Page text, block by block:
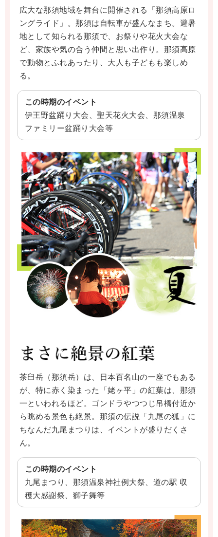
広大な那須地域を舞台に開催される「那須高原ロ
ングライド」。那須は自転車が盛んなまち。避暑
地として知られる那須で、お祭りや花火大会な
ど、家族や気の合う仲間と思い出作り。那須高原
で動物とふれあったり、大人も子どもも楽しめ
る。
この時期のイベント
伊王野盆踊り大会、聖天花火大会、那須温泉
ファミリー盆踊り大会等
茶臼岳（那須岳）は、日本百名山の一座でもある
が、特に赤く染まった「姥ヶ平」の紅葉は、那須
一といわれるほど。ゴンドラやつつじ吊橋付近か
ら眺める景色も絶景。那須の伝説「九尾の狐」に
ちなんだ九尾まつりは、イベントが盛りだくさ
ん。
この時期のイベント
九尾まつり、那須温泉神社例大祭、道の駅 収
穫大感謝祭、獅子舞等